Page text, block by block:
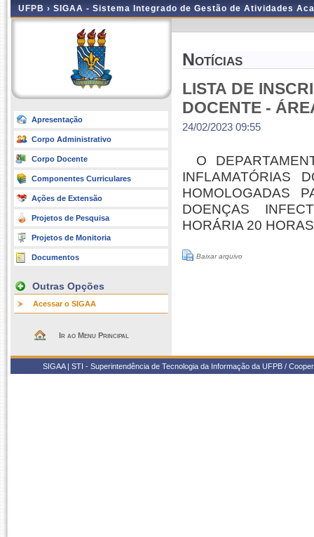
UFPB › SIGAA - Sistema Integrado de Gestão de Atividades
Apresentação
Corpo Administrativo
Corpo Docente
Componentes Curriculares
Ações de Extensão
Projetos de Pesquisa
Projetos de Monitoria
Documentos
Outras Opções
Acessar o SIGAA
Ir ao Menu Principal
Notícias
LISTA DE
DOCENTE -
24/02/2023 09:55
O
INFLAMATÓRIAS
HOMOLOGADAS
DOENÇAS
HORÁRIA 20
Baixar arquivo
SIGAA | STI - Superintendência de Tecnologia da Informação da UFPB /